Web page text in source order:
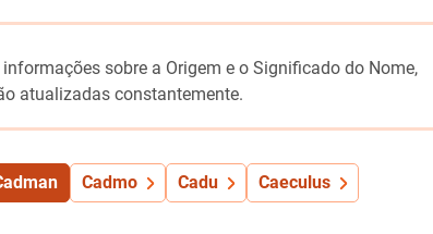
sobre a Origem e o Significado do Nome,
atualizadas constantemente.
Cadmo Cadu Caeculus